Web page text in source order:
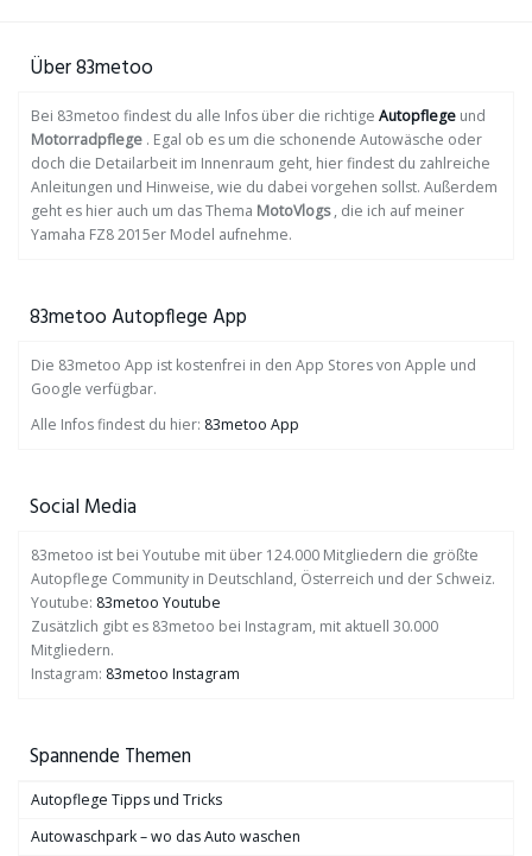
Über 83metoo
Bei 83metoo findest du alle Infos über die richtige Autopflege und
Motorradpflege . Egal ob es um die schonende Autowäsche oder
doch die Detailarbeit im Innenraum geht, hier findest du zahlreiche
Anleitungen und Hinweise, wie du dabei vorgehen sollst. Außerdem
geht es hier auch um das Thema MotoVlogs, die ich auf meiner
Yamaha FZ8 2015er Model aufnehme.
83metoo Autopflege App
Die 83metoo App ist kostenfrei in den App Stores von Apple und
Google verfügbar.
Alle Infos findest du hier: 83metoo App
Social Media
83metoo ist bei Youtube mit über 124.000 Mitgliedern die größte
Autopflege Community in Deutschland, Österreich und der Schweiz.
Youtube: 83metoo Youtube
Zusätzlich gibt es 83metoo bei Instagram, mit aktuell 30.000
Mitgliedern.
Instagram: 83metoo Instagram
Spannende Themen
Autopflege Tipps und Tricks
Autowaschpark – wo das Auto waschen